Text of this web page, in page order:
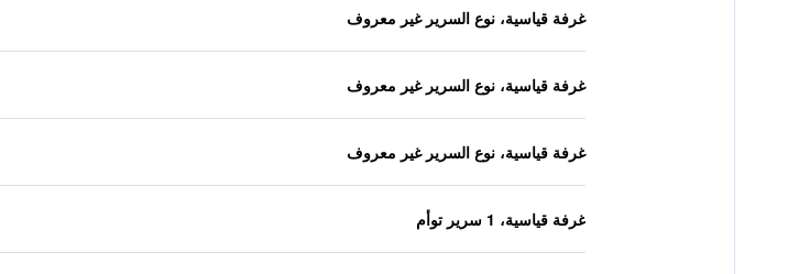
غرفة قياسية، نوع السرير غير معروف
غرفة قياسية، نوع السرير غير معروف
غرفة قياسية، نوع السرير غير معروف
غرفة قياسية، 1 سرير توأم